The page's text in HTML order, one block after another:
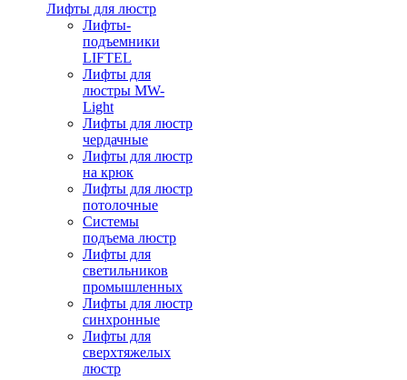
Лифты для люстр
Лифты-
подъемники
LIFTEL
Лифты для
люстры MW-
Light
Лифты для люстр
чердачные
Лифты для люстр
на крюк
Лифты для люстр
потолочные
Системы
подъема люстр
Лифты для
светильников
промышленных
Лифты для люстр
синхронные
Лифты для
сверхтяжелых
люстр